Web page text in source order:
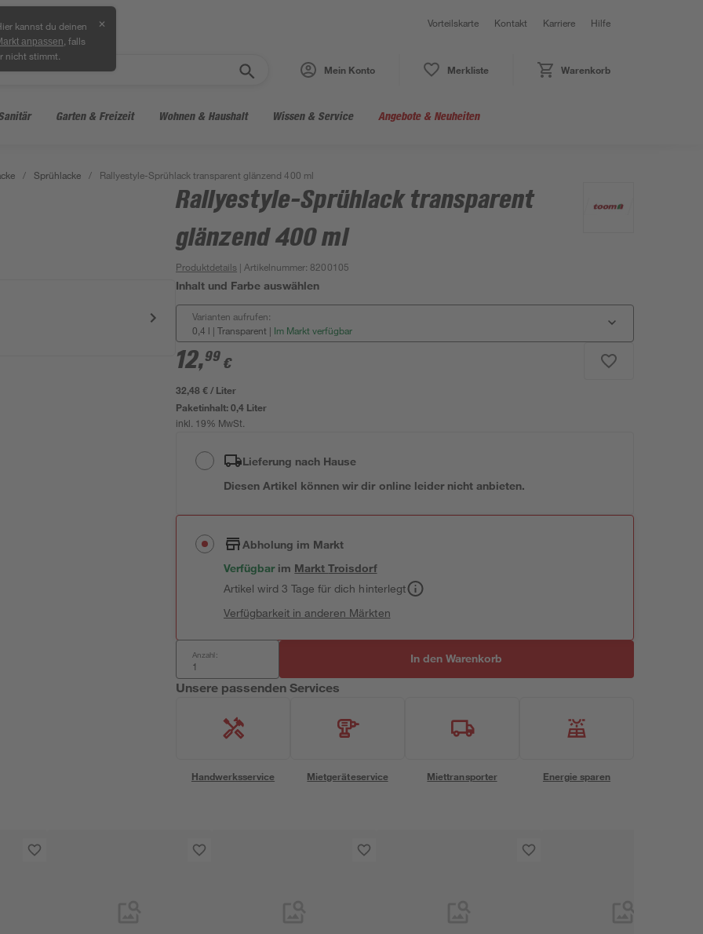
kannst du deinen
anpassen , falls
nicht stimmt.
✕ Vorteilskarte Kontakt Karriere Hilfe
Mein Konto Merkliste Warenkorb
Garten & Freizeit Wohnen & Haushalt Wissen & Service Angebote & Neuheiten
/ Sprühlacke / Rallyestyle-Sprühlack transparent glänzend 400 ml
Rallyestyle-Sprühlack transparent
glänzend 400 ml
Produktdetails | Artikelnummer: 8200105
Inhalt und Farbe auswählen
Varianten aufrufen:
0,4 l | Transparent | Im Markt verfügbar
12,99 €
32,48 € / Liter
Paketinhalt:0,4 Liter
inkl. 19% MwSt.
Lieferung nach Hause
Diesen Artikel können wir dir online leider nicht anbieten.
Abholung im Markt
Verfügbar im MarktTroisdorf
Artikel wird 3 Tage für dich hinterlegt
Verfügbarkeit in anderen Märkten
Anzahl: In den Warenkorb
Unsere passenden Services
Handwerksservice Mietgeräteservice Miettransporter Energie sparen